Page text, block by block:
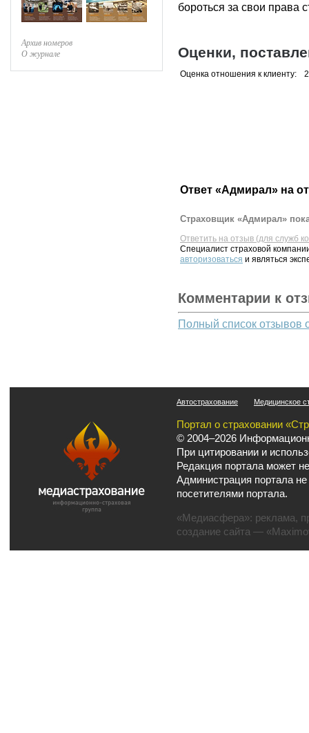
Архив номеров
О журнале
бороться за свои права
Оценки,
Оценка отношения к клиенту: 2
Ответ «Адмирал» на
Страховщик «Адмирал»
Ответить на отзыв (для служб
Специалист страховой
авторизоваться и являться
Комментарии к
Полный список отзывов
Автострахование Медицинское
Портал о страховании
© 2004–2026
При цитировании и
Редакция портала может
Администрация портала
посетителями портала.
«Медиасфера»: реклама,
создание сайта —